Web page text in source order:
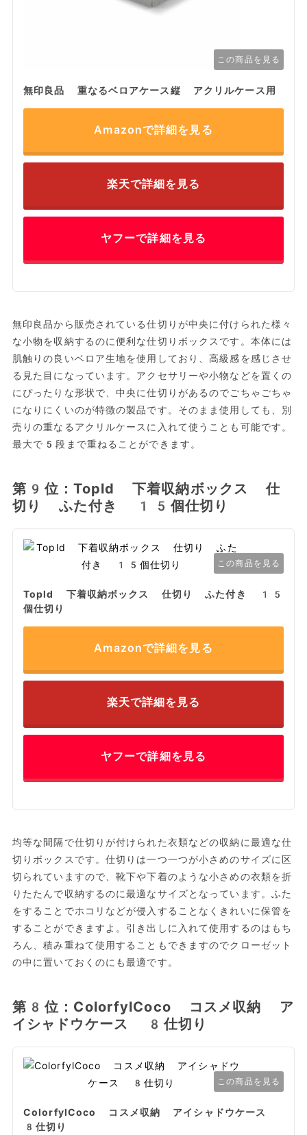
この商品を見る
無印良品 重なるベロアケース縦 アクリルケース用
Amazonで詳細を見る
楽天で詳細を見る
ヤフーで詳細を見る
無印良品から販売されている仕切りが中央に付けられた様々
な小物を収納するのに便利な仕切りボックスです。本体には
肌触りの良いベロア生地を使用しており、高級感を感じさせ
る見た目になっています。アクセサリーや小物などを置くの
にぴったりな形状で、中央に仕切りがあるのでごちゃごちゃ
になりにくいのが特徴の製品です。そのまま使用しても、別
売りの重なるアクリルケースに入れて使うことも可能です。
最大で5段まで重ねることができます。
第9位：Topld 下着収納ボックス 仕
切り ふた付き 15個仕切り
この商品を見る
Topld 下着収納ボックス 仕切り ふた付き 15
個仕切り
Amazonで詳細を見る
楽天で詳細を見る
ヤフーで詳細を見る
均等な間隔で仕切りが付けられた衣類などの収納に最適な仕
切りボックスです。仕切りは一つ一つが小さめのサイズに区
切られていますので、靴下や下着のような小さめの衣類を折
りたたんで収納するのに最適なサイズとなっています。ふた
をすることでホコリなどが侵入することなくきれいに保管を
することができますよ。引き出しに入れて使用するのはもち
ろん、積み重ねて使用することもできますのでクローゼット
の中に置いておくのにも最適です。
第8位：ColorfylCoco コスメ収納 ア
イシャドウケース 8仕切り
この商品を見る
ColorfylCoco コスメ収納 アイシャドウケース
8仕切り